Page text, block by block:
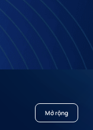
Mở rộng